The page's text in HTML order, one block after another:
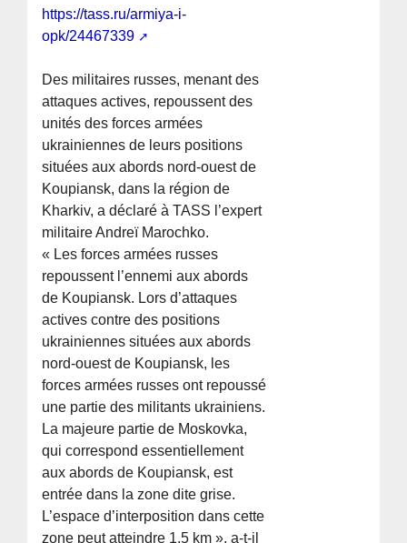
https://tass.ru/armiya-i-
opk/24467339
Des militaires russes, menant des
attaques actives, repoussent des
unités des forces armées
ukrainiennes de leurs positions
situées aux abords nord-ouest de
Koupiansk, dans la région de
Kharkiv, a déclaré à TASS l’expert
militaire Andreï Marochko.
« Les forces armées russes
repoussent l’ennemi aux abords
de Koupiansk. Lors d’attaques
actives contre des positions
ukrainiennes situées aux abords
nord-ouest de Koupiansk, les
forces armées russes ont repoussé
une partie des militants ukrainiens.
La majeure partie de Moskovka,
qui correspond essentiellement
aux abords de Koupiansk, est
entrée dans la zone dite grise.
L’espace d’interposition dans cette
zone peut atteindre 1,5 km », a-t-il